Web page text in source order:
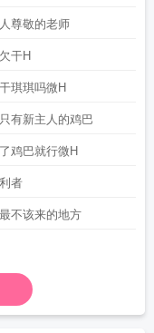
尊敬的老师
干H
琪琪吗微H
有新主人的鸡巴
鸡巴就行微H
者
不该来的地方